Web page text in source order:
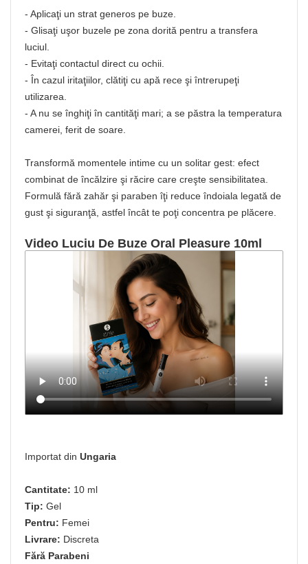
- Aplicaţi un strat generos pe buze.
- Glisaţi uşor buzele pe zona dorită pentru a transfera
luciul.
- Evitaţi contactul direct cu ochii.
- În cazul iritaţiilor, clătiţi cu apă rece şi întrerupeţi
utilizarea.
- A nu se înghiţi în cantităţi mari; a se păstra la temperatura
camerei, ferit de soare.
Transformă momentele intime cu un solitar gest: efect
combinat de încălzire şi răcire care creşte sensibilitatea.
Formulă fără zahăr şi paraben îţi reduce îndoiala legată de
gust şi siguranţă, astfel încât te poţi concentra pe plăcere.
Video Luciu De Buze Oral Pleasure 10ml
Importat din Ungaria
Cantitate: 10 ml
Tip: Gel
Pentru: Femei
Livrare: Discreta
Fără Parabeni